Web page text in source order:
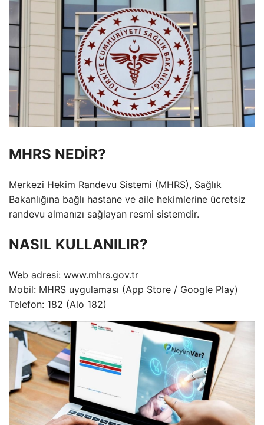
MHRS NEDİR?
Merkezi Hekim Randevu Sistemi (MHRS), Sağlık
Bakanlığına bağlı hastane ve aile hekimlerine ücretsiz
randevu almanızı sağlayan resmi sistemdir.
NASIL KULLANILIR?
Web adresi: www.mhrs.gov.tr
Mobil: MHRS uygulaması (App Store / Google Play)
Telefon: 182 (Alo 182)